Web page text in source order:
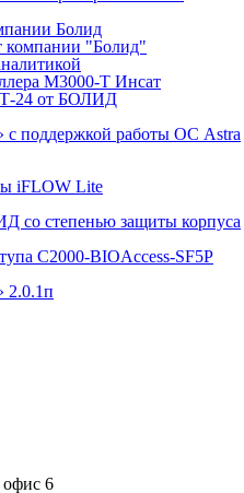
Болид
компании "Болид"
М3000-Т Инсат
24 от БОЛИД
поддержкой работы ОС Astra
iFLOW Lite
со степенью защиты корпуса
С2000-BIOAccess-SF5P
2.0.1п
6